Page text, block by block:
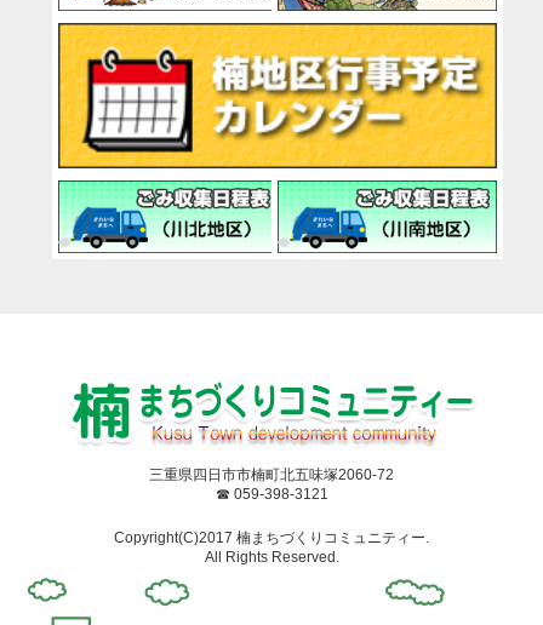
三重県四日市市楠町北五味塚2060-72
☎ 059-398-3121
Copyright(C)2017 楠まちづくりコミュニティー.
All Rights Reserved.